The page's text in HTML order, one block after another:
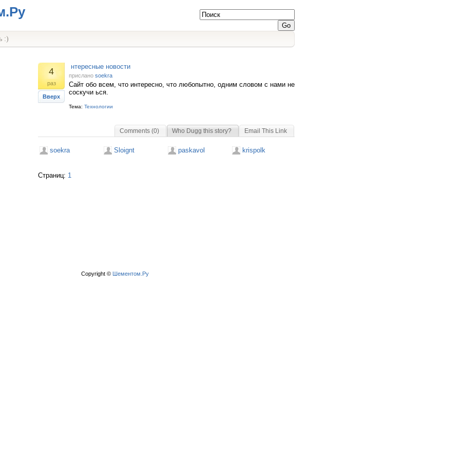
:)
4
раз
Вверх
нтересные новости
прислано soekra
Сайт обо всем, что интересно, что любопытно, одним словом с нами не
соскучи ься.
Тема: Технологии
Comments (0) Who Dugg this story? Email This Link
soekra Sloignt paskavol krispolk
Страниц: 1
Copyright © Шементом.Ру